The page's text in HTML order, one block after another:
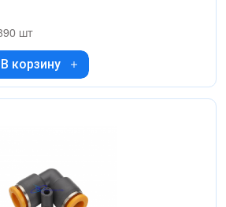
шт
В корзину